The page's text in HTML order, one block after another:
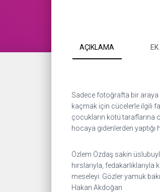
AÇIKLAMA
Sadece fotoğrafta bir araya
kaçmak için cücelerle ilgili
çocukların kötü taraflarına
hocaya gidenlerden yaptığı
Özlem Özdaş sakin
hırslarıyla,
meseleyi: Gözler yamuk
Hakan Akdoğan